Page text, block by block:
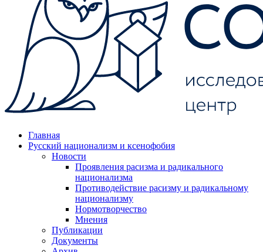
Главная
Русский национализм и ксенофобия
Новости
Проявления расизма и радикального
национализма
Противодействие расизму и радикальному
национализму
Нормотворчество
Мнения
Публикации
Документы